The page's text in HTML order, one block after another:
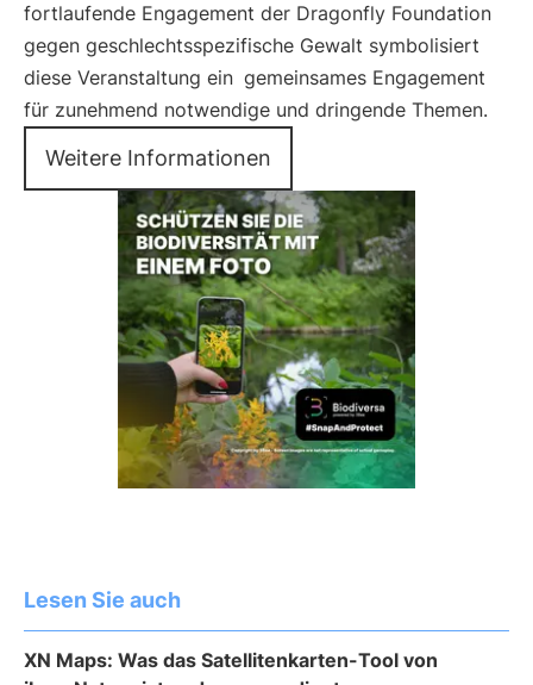
fortlaufende Engagement der Dragonfly Foundation
gegen geschlechtsspezifische Gewalt symbolisiert
diese Veranstaltung ein gemeinsames Engagement
für zunehmend notwendige und dringende Themen.
Weitere Informationen
Lesen Sie auch
XN Maps: Was das Satellitenkarten-Tool von